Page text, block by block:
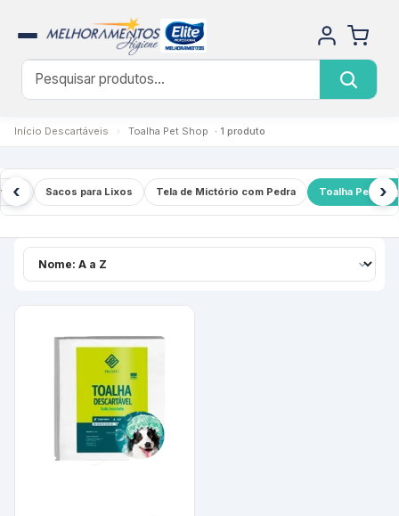
Início Descartáveis › Toalha Pet Shop · 1 produto
Sacos para Lixos Tela de Mictório com Pedra Toalha Pet
‹ ›